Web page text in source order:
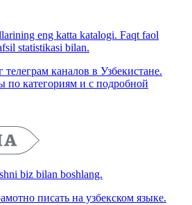
eng katta katalogi. Faqt faol
statistikasi bilan.
каналов в Узбекистане.
по категориям и с подробной
biz bilan boshlang.
писать на узбекском языке.